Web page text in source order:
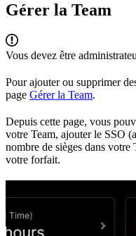
Gérer la Team
Vous devez être
Pour ajouter ou supprimer
page Gérer la Team.
Depuis cette page, vous
votre Team, ajouter le SSO
nombre de sièges dans
votre forfait.